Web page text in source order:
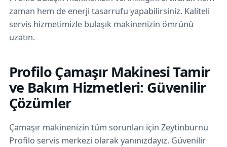
zaman hem de enerji tasarrufu yapabilirsiniz. Kaliteli
servis hizmetimizle bulaşık makinenizin ömrünü
uzatın.
Profilo Çamaşır Makinesi Tamir
ve Bakım Hizmetleri: Güvenilir
Çözümler
Çamaşır makinenizin tüm sorunları için Zeytinburnu
Profilo servis merkezi olarak yanınızdayız. Güvenilir